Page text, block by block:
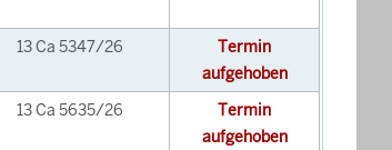
13 Ca 5347/26
Termin
aufgehoben
13 Ca 5635/26
Termin
aufgehoben